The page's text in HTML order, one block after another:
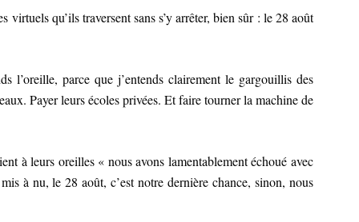
qu’ils traversent sans s’y arrêter, bien sûr : le 28 août
l’oreille, parce que j’entends clairement le gargouillis des
Payer leurs écoles privées. Et faire tourner la machine de
à leurs oreilles « nous avons lamentablement échoué avec
à nu, le 28 août, c’est notre dernière chance, sinon, nous